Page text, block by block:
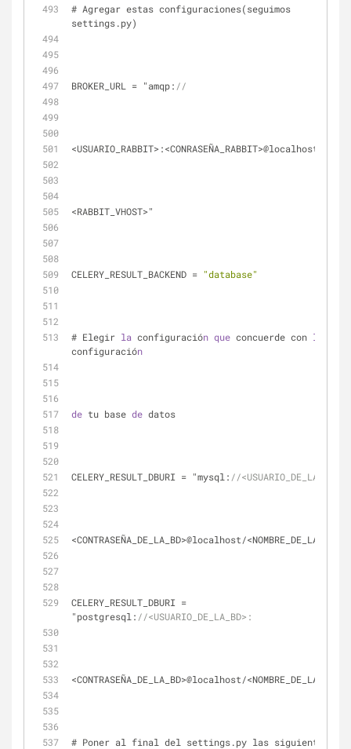
# Agregar estas configuraciones(seguimos
settings.py)
BROKER_URL = "amqp: //
<USUARIO_RABBIT>:<CONRASEÑA_RABBIT>@localhost:5672/
<RABBIT_VHOST>"
CELERY_RESULT_BACKEND = "database"
# Elegir la configuración que concuerde con la
configuración
de tu base de datos
CELERY_RESULT_DBURI = "mysql: //<USUARIO_DE_LA_BD>:
<CONTRASEÑA_DE_LA_BD>@localhost/<NOMBRE_DE_LA_BD>"
CELERY_RESULT_DBURI =
"postgresql: //<USUARIO_DE_LA_BD>:
<CONTRASEÑA_DE_LA_BD>@localhost/<NOMBRE_DE_LA_BD>"
# Poner al final del settings.py las siguientes